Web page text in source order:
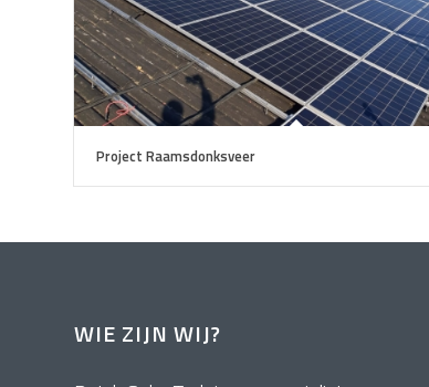
Project Raamsdonksveer
WIE ZIJN WIJ?